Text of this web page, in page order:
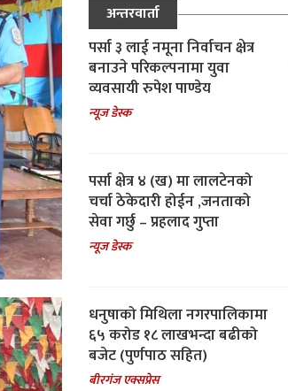
अन्तरवार्ता
पर्सा ३ लाई नमूना निर्वाचन क्षेत्र
बनाउने परिकल्पनामा युवा
व्यवसायी रुपेश पाण्डेय
न्यूज डेस्क
पर्सा क्षेत्र ४ (ख) मा लालटेनको
चर्चा ठेकेदारी होईन ,जनताको
सेवा गर्छु – प्रहलाद गुप्ता
न्यूज डेस्क
धनुषाको मिथिला नगरपालिकामा
६५ करोड १८ लाखभन्दा बढीको
बजेट (पुर्णपाठ सहित)
बीरगंज एक्सप्रेस